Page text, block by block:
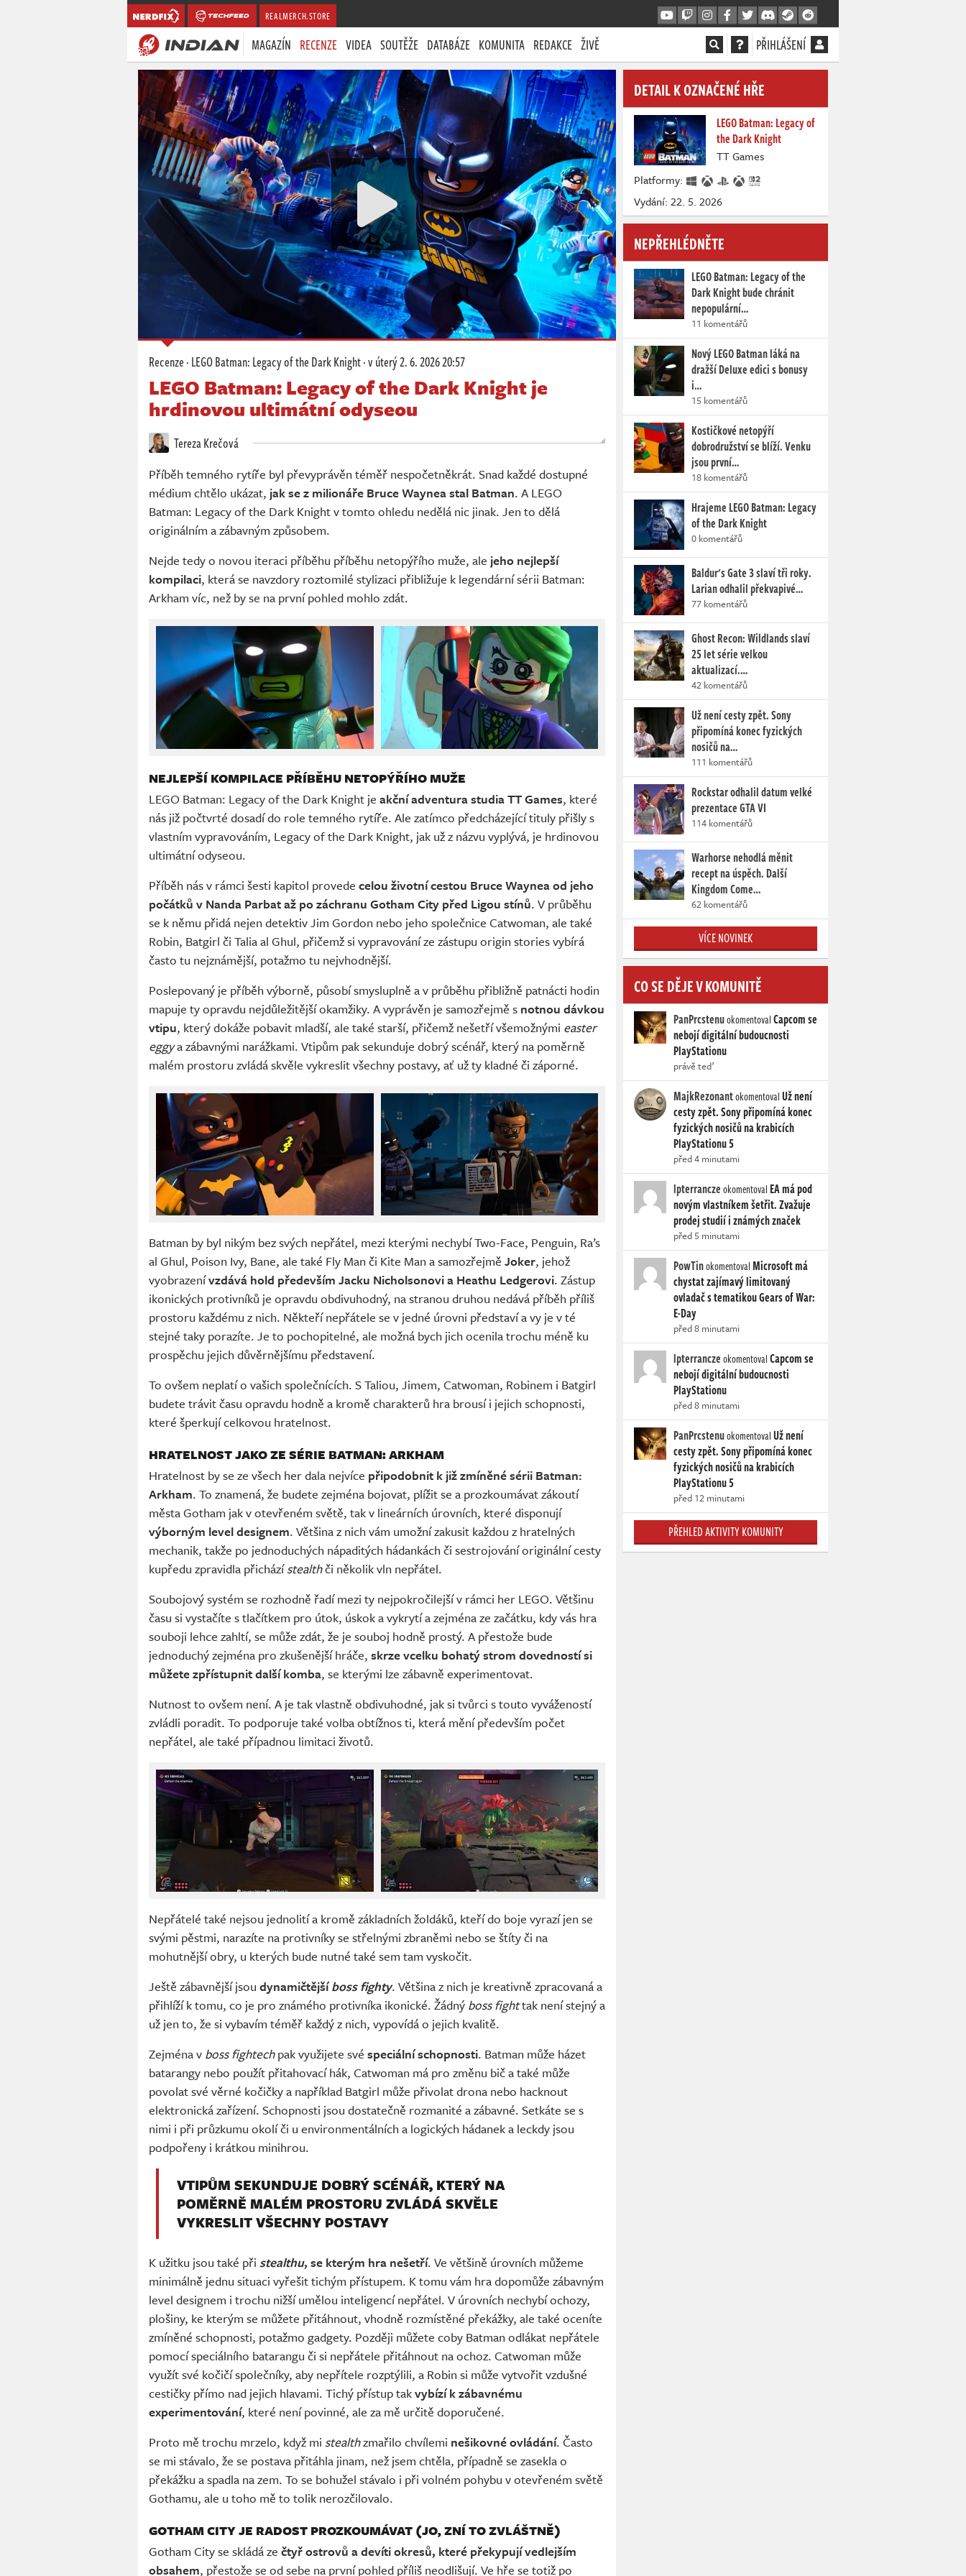
REALMERCH.STORE
MAGAZÍN RECENZE VIDEA SOUTĚŽE DATABÁZE KOMUNITA REDAKCE ŽIVĚ PŘIHLÁŠENÍ
Recenze·LEGO Batman: Legacy of the Dark Knight·v úterý2. 6. 2026 20:57
LEGO Batman: Legacy of the Dark Knight je
hrdinovou ultimátní odyseou
Tereza Krečová
Příběh temného rytíře byl převyprávěn téměř nespočetněkrát. Snad každé dostupné
médium chtělo ukázat, jak se z milionáře Bruce Waynea stal Batman. A LEGO
Batman: Legacy of the Dark Knight v tomto ohledu nedělá nic jinak. Jen to dělá
originálním a zábavným způsobem.
Nejde tedy o novou iteraci příběhu příběhu netopýřího muže, ale jeho nejlepší
kompilaci, která se navzdory roztomilé stylizaci přibližuje k legendární sérii Batman:
Arkham víc, než by se na první pohled mohlo zdát.
NEJLEPŠÍ KOMPILACE PŘÍBĚHU NETOPÝŘÍHO MUŽE
LEGO Batman: Legacy of the Dark Knight je akční adventura studia TT Games, které
nás již počtvrté dosadí do role temného rytíře. Ale zatímco předcházející tituly přišly s
vlastním vypravováním, Legacy of the Dark Knight, jak už z názvu vyplývá, je hrdinovou
ultimátní odyseou.
Příběh nás v rámci šesti kapitol provede celou životní cestou Bruce Waynea od jeho
počátků v Nanda Parbat až po záchranu Gotham City před Ligou stínů. V průběhu
se k němu přidá nejen detektiv Jim Gordon nebo jeho společnice Catwoman, ale také
Robin, Batgirl či Talia al Ghul, přičemž si vypravování ze zástupu origin stories vybírá
často tu nejznámější, potažmo tu nejvhodnější.
Poslepovaný je příběh výborně, působí smysluplně a v průběhu přibližně patnácti hodin
mapuje ty opravdu nejdůležitější okamžiky. A vyprávěn je samozřejmě s notnou dávkou
vtipu, který dokáže pobavit mladší, ale také starší, přičemž nešetří všemožnými easter
eggya zábavnými narážkami. Vtipům pak sekunduje dobrý scénář, který na poměrně
malém prostoru zvládá skvěle vykreslit všechny postavy, ať už ty kladné či záporné.
Batman by byl nikým bez svých nepřátel, mezi kterými nechybí Two-Face, Penguin, Ra’s
al Ghul, Poison Ivy, Bane, ale také Fly Man či Kite Man a samozřejmě Joker, jehož
vyobrazenívzdává hold především Jacku Nicholsonovi a Heathu Ledgerovi. Zástup
ikonických protivníků je opravdu obdivuhodný, na stranou druhou nedává příběh příliš
prostoru každému z nich. Někteří nepřátele se v jedné úrovni představí a vy je v té
stejné taky porazíte. Je to pochopitelné, ale možná bych jich ocenila trochu méně ku
prospěchu jejich důvěrnějšímu představení.
To ovšem neplatí o vašich společnících. S Taliou, Jimem, Catwoman, Robinem i Batgirl
budete trávit času opravdu hodně a kromě charakterů hra brousí i jejich schopnosti,
které šperkují celkovou hratelnost.
HRATELNOST JAKO ZE SÉRIE BATMAN: ARKHAM
Hratelnost by se ze všech her dala nejvíce připodobnit k již zmíněné sérii Batman:
Arkham. To znamená, že budete zejména bojovat, plížit se a prozkoumávat zákoutí
města Gotham jak v otevřeném světě, tak v lineárních úrovních, které disponují
výborným level designem. Většina z nich vám umožní zakusit každou z hratelných
mechanik, takže po jednoduchých nápaditých hádankách či sestrojování originální cesty
kupředu zpravidla přicházístealthči několik vln nepřátel.
Soubojový systém se rozhodně řadí mezi ty nejpokročilejší v rámci her LEGO. Většinu
času si vystačíte s tlačítkem pro útok, úskok a vykrytí a zejména ze začátku, kdy vás hra
souboji lehce zahltí, se může zdát, že je souboj hodně prostý. A přestože bude
jednoduchý zejména pro zkušenější hráče, skrze vcelku bohatý strom dovedností si
můžete zpřístupnit další komba, se kterými lze zábavně experimentovat.
Nutnost to ovšem není. A je tak vlastně obdivuhodné, jak si tvůrci s touto vyvážeností
zvládli poradit. To podporuje také volba obtížnos ti, která mění především počet
nepřátel, ale také případnou limitaci životů.
Nepřátelé také nejsou jednolití a kromě základních žoldáků, kteří do boje vyrazí jen se
svými pěstmi, narazíte na protivníky se střelnými zbraněmi nebo se štíty či na
mohutnější obry, u kterých bude nutné také sem tam vyskočit.
Ještě zábavnější jsou dynamičtějšíboss fighty. Většina z nich je kreativně zpracovaná a
přihlíží k tomu, co je pro známého protivníka ikonické. Žádný boss fighttak není stejný a
už jen to, že si vybavím téměř každý z nich, vypovídá o jejich kvalitě.
Zejména v boss fightechpak využijete své speciální schopnosti. Batman může házet
batarangy nebo použít přitahovací hák, Catwoman má pro změnu bič a také může
povolat své věrné kočičky a například Batgirl může přivolat drona nebo hacknout
elektronická zařízení. Schopnosti jsou dostatečně rozmanité a zábavné. Setkáte se s
nimi i při průzkumu okolí či u environmentálních a logických hádanek a leckdy jsou
podpořeny i krátkou minihrou.
VTIPŮM SEKUNDUJE DOBRÝ SCÉNÁŘ, KTERÝ NA
POMĚRNĚ MALÉM PROSTORU ZVLÁDÁ SKVĚLE
VYKRESLIT VŠECHNY POSTAVY
K užitku jsou také při stealthu, se kterým hra nešetří. Ve většině úrovních můžeme
minimálně jednu situaci vyřešit tichým přístupem. K tomu vám hra dopomůže zábavným
level designem i trochu nižší umělou inteligencí nepřátel. V úrovních nechybí ochozy,
plošiny, ke kterým se můžete přitáhnout, vhodně rozmístěné překážky, ale také oceníte
zmíněné schopnosti, potažmo gadgety. Později můžete coby Batman odlákat nepřátele
pomocí speciálního batarangu či si nepřátele přitáhnout na ochoz. Catwoman může
využít své kočičí společníky, aby nepřítele rozptýlili, a Robin si může vytvořit vzdušné
cestičky přímo nad jejich hlavami. Tichý přístup takvybízí k zábavnému
experimentování, které není povinné, ale za mě určitě doporučené.
Proto mě trochu mrzelo, když mi stealthzmařilo chvílemi nešikovné ovládání. Často
se mi stávalo, že se postava přitáhla jinam, než jsem chtěla, případně se zasekla o
překážku a spadla na zem. To se bohužel stávalo i při volném pohybu v otevřeném světě
Gothamu, ale u toho mě to tolik nerozčilovalo.
GOTHAM CITY JE RADOST PROZKOUMÁVAT (JO, ZNÍ TO ZVLÁŠTNĚ)
Gotham City se skládá ze čtyř ostrovů a devíti okresů, které překypují vedlejším
obsahem, přestože se od sebe na první pohled příliš neodlišují. Ve hře se totiž po
DETAIL K OZNAČENÉ HŘE
LEGO Batman: Legacy of
the Dark Knight
TT Games
Platformy:
Vydání: 22. 5. 2026
NEPŘEHLÉDNĚTE
LEGO Batman: Legacy of the
Dark Knight bude chránit
nepopulární…
11 komentářů
Nový LEGO Batman láká na
dražší Deluxe edici s bonusy
i…
15 komentářů
Kostičkové netopýří
dobrodružství se blíží. Venku
jsou první…
18 komentářů
Hrajeme LEGO Batman: Legacy
of the Dark Knight
0 komentářů
Baldur's Gate 3 slaví tři roky.
Larian odhalil překvapivé…
77 komentářů
Ghost Recon: Wildlands slaví
25 let série velkou
aktualizací.…
42 komentářů
Už není cesty zpět. Sony
připomíná konec fyzických
nosičů na…
111 komentářů
Rockstar odhalil datum velké
prezentace GTA VI
114 komentářů
Warhorse nehodlá měnit
recept na úspěch. Další
Kingdom Come…
62 komentářů
VÍCE NOVINEK
CO SE DĚJE V KOMUNITĚ
PanPrcstenuokomentovalCapcom se
nebojí digitální budoucnosti
PlayStationu
právě teď
MajkRezonantokomentovalUž není
cesty zpět. Sony připomíná konec
fyzických nosičů na krabicích
PlayStationu 5
před 4 minutami
lpterranczeokomentoval EA má pod
novým vlastníkem šetřit. Zvažuje
prodej studií i známých značek
před 5 minutami
PowTinokomentovalMicrosoft má
chystat zajímavý limitovaný
ovladač s tematikou Gears of War:
E-Day
před 8 minutami
lpterranczeokomentovalCapcom se
nebojí digitální budoucnosti
PlayStationu
před 8 minutami
PanPrcstenuokomentovalUž není
cesty zpět. Sony připomíná konec
fyzických nosičů na krabicích
PlayStationu 5
před 12 minutami
PŘEHLED AKTIVITY KOMUNITY